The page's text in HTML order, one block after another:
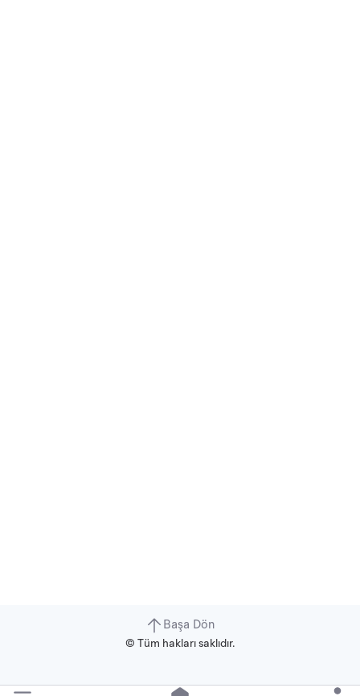
Başa Dön
© Tüm hakları saklıdır.